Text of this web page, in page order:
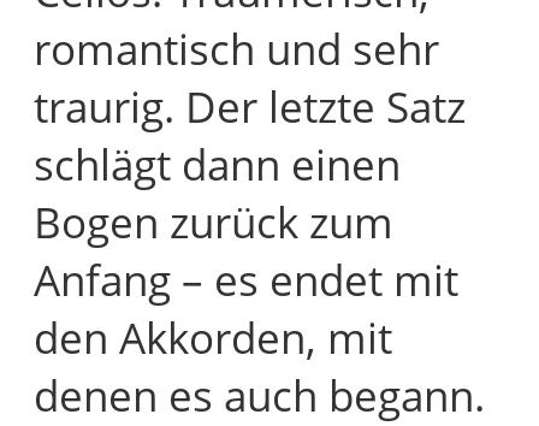
romantisch und sehr
traurig. Der letzte Satz
schlägt dann einen
Bogen zurück zum
Anfang – es endet mit
den Akkorden, mit
denen es auch begann.